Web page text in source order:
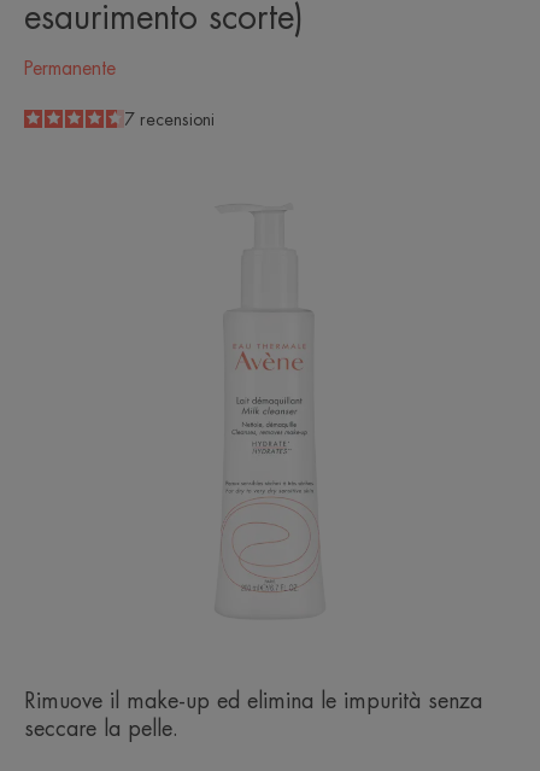
esaurimento scorte)
Permanente
4.6
/
5
7 recensioni
Rimuove il make-up ed elimina le impurità senza
seccare la pelle.